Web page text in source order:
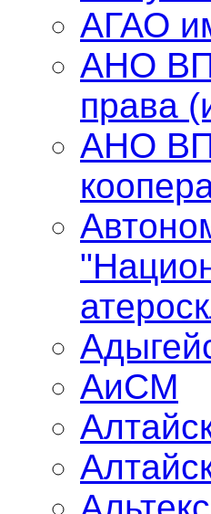
АГАО
АНО
права
АНО
АиСМ